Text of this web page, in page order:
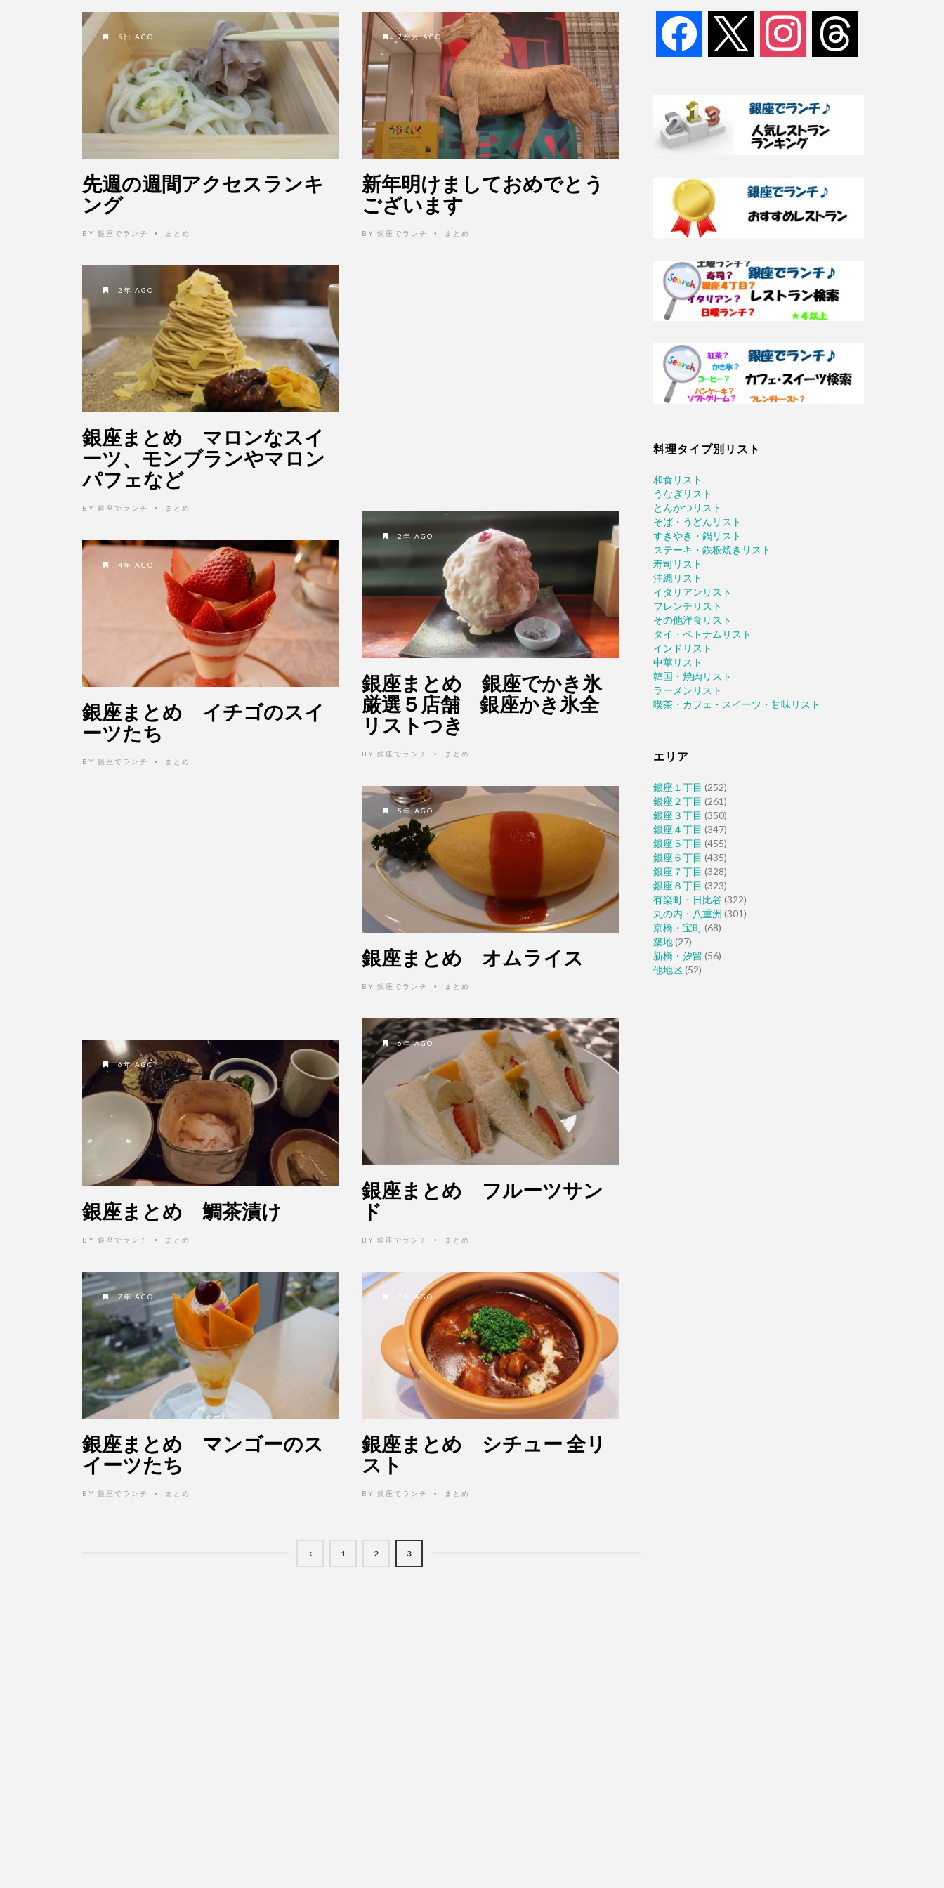
5日 AGO
先週の週間アクセスランキ
ング
BY 銀座でランチ • まとめ
7か月 AGO
新年明けましておめでとう
ございます
BY 銀座でランチ • まとめ
2年 AGO
銀座まとめ マロンなスイ
ーツ、モンブランやマロン
パフェなど
BY 銀座でランチ • まとめ
2年 AGO
銀座まとめ 銀座でかき氷
厳選５店舗 銀座かき氷全
リストつき
BY 銀座でランチ • まとめ
4年 AGO
銀座まとめ イチゴのスイ
ーツたち
BY 銀座でランチ • まとめ
5年 AGO
銀座まとめ オムライス
BY 銀座でランチ • まとめ
6年 AGO
銀座まとめ フルーツサン
ド
BY 銀座でランチ • まとめ
6年 AGO
銀座まとめ 鯛茶漬け
BY 銀座でランチ • まとめ
7年 AGO
銀座まとめ マンゴーのス
イーツたち
BY 銀座でランチ • まとめ
7年 AGO
銀座まとめ シチュー 全リ
スト
BY 銀座でランチ • まとめ
1 2 3
facebook instagram threads
料理タイプ別リスト
和食リスト
うなぎリスト
とんかつリスト
そば・うどんリスト
すきやき・鍋リスト
ステーキ・鉄板焼きリスト
寿司リスト
沖縄リスト
イタリアンリスト
フレンチリスト
その他洋食リスト
タイ・ベトナムリスト
インドリスト
中華リスト
韓国・焼肉リスト
ラーメンリスト
喫茶・カフェ・スイーツ・甘味リスト
エリア
銀座１丁目 (252)
銀座２丁目 (261)
銀座３丁目 (350)
銀座４丁目 (347)
銀座５丁目 (455)
銀座６丁目 (435)
銀座７丁目 (328)
銀座８丁目 (323)
有楽町・日比谷(322)
丸の内・八重洲 (301)
京橋・宝町(68)
築地(27)
新橋・汐留 (56)
他地区(52)